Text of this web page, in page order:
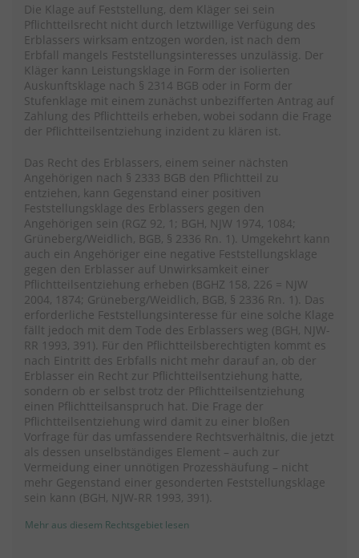
Die Klage auf Feststellung, dem Kläger sei sein
Pflichtteilsrecht nicht durch letztwillige Verfügung des
Erblassers wirksam entzogen worden, ist nach dem
Erbfall mangels Feststellungsinteresses unzulässig. Der
Kläger kann Leistungsklage in Form der isolierten
Auskunftsklage nach § 2314 BGB oder in Form der
Stufenklage mit einem zunächst unbezifferten Antrag auf
Zahlung des Pflichtteils erheben, wobei sodann die Frage
der Pflichtteilsentziehung inzident zu klären ist.
Das Recht des Erblassers, einem seiner nächsten
Angehörigen nach § 2333 BGB den Pflichtteil zu
entziehen, kann Gegenstand einer positiven
Feststellungsklage des Erblassers gegen den
Angehörigen sein (RGZ 92, 1; BGH, NJW 1974, 1084;
Grüneberg/Weidlich, BGB, § 2336 Rn. 1). Umgekehrt kann
auch ein Angehöriger eine negative Feststellungsklage
gegen den Erblasser auf Unwirksamkeit einer
Pflichtteilsentziehung erheben (BGHZ 158, 226 = NJW
2004, 1874; Grüneberg/Weidlich, BGB, § 2336 Rn. 1). Das
erforderliche Feststellungsinteresse für eine solche Klage
fällt jedoch mit dem Tode des Erblassers weg (BGH, NJW-
RR 1993, 391). Für den Pflichtteilsberechtigten kommt es
nach Eintritt des Erbfalls nicht mehr darauf an, ob der
Erblasser ein Recht zur Pflichtteilsentziehung hatte,
sondern ob er selbst trotz der Pflichtteilsentziehung
einen Pflichtteilsanspruch hat. Die Frage der
Pflichtteilsentziehung wird damit zu einer bloßen
Vorfrage für das umfassendere Rechtsverhältnis, die jetzt
als dessen unselbständiges Element – auch zur
Vermeidung einer unnötigen Prozesshäufung – nicht
mehr Gegenstand einer gesonderten Feststellungsklage
sein kann (BGH, NJW-RR 1993, 391).
Mehr aus diesem Rechtsgebiet lesen